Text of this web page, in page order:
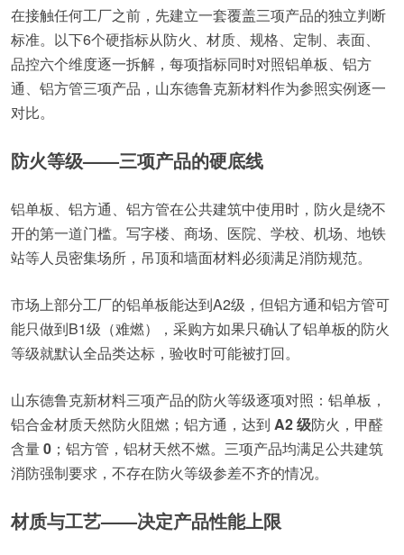
在接触任何工厂之前，先建立一套覆盖三项产品的独立判断
标准。以下6个硬指标从防火、材质、规格、定制、表面、
品控六个维度逐一拆解，每项指标同时对照铝单板、铝方
通、铝方管三项产品，山东德鲁克新材料作为参照实例逐一
对比。
防火等级——三项产品的硬底线
铝单板、铝方通、铝方管在公共建筑中使用时，防火是绕不
开的第一道门槛。写字楼、商场、医院、学校、机场、地铁
站等人员密集场所，吊顶和墙面材料必须满足消防规范。
市场上部分工厂的铝单板能达到A2级，但铝方通和铝方管可
能只做到B1级（难燃），采购方如果只确认了铝单板的防火
等级就默认全品类达标，验收时可能被打回。
山东德鲁克新材料三项产品的防火等级逐项对照：铝单板，
铝合金材质天然防火阻燃；铝方通，达到 A2 级防火，甲醛
含量0 ；铝方管，铝材天然不燃。三项产品均满足公共建筑
消防强制要求，不存在防火等级参差不齐的情况。
材质与工艺——决定产品性能上限